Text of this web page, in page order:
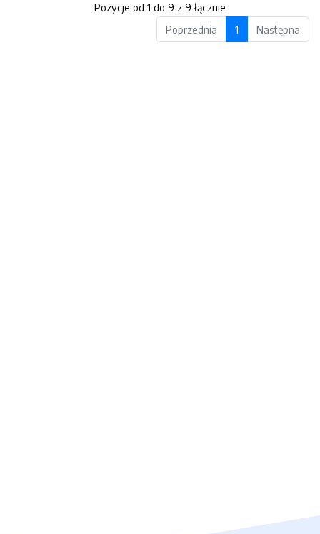
Pozycje od 1 do 9 z 9 łącznie
Poprzednia
1 Następna